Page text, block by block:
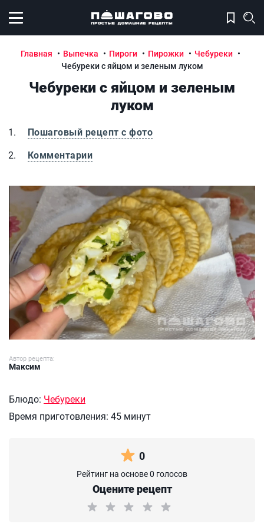
Открыть меню
Главная Выпечка Пироги Пирожки
Чебуреки
Чебуреки с яйцом и зеленым луком
Чебуреки с яйцом и зеленым
луком
Пошаговый рецепт с фото
Комментарии
Чебуреки с яйцом и зеленым луком
Автор рецепта:
Максим
Блюдо: Чебуреки
Время приготовления: 45 минут
0
Рейтинг на основе 0 голосов
Оцените рецепт